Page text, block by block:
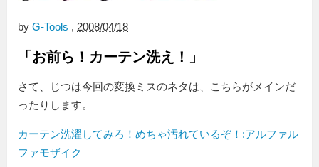
by G-Tools , 2008/04/18
「お前ら！カーテン洗え！」
さて、じつは今回の変換ミスのネタは、こちらがメインだ
ったりします。
カーテン洗濯してみろ！めちゃ汚れているぞ！:アルファル
ファモザイク